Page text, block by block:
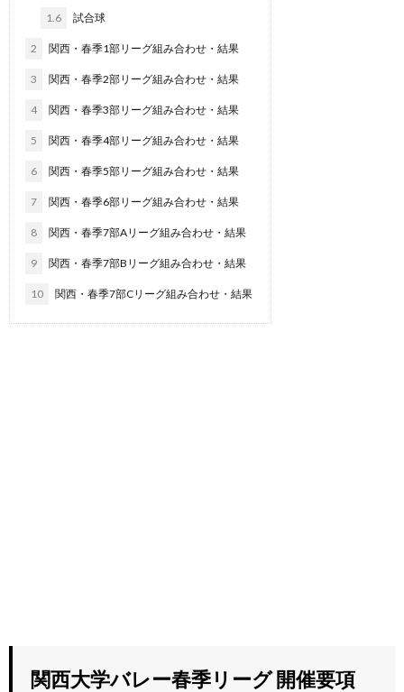
1.6 試合球
2 関西・春季1部リーグ組み合わせ・結果
3 関西・春季2部リーグ組み合わせ・結果
4 関西・春季3部リーグ組み合わせ・結果
5 関西・春季4部リーグ組み合わせ・結果
6 関西・春季5部リーグ組み合わせ・結果
7 関西・春季6部リーグ組み合わせ・結果
8 関西・春季7部Aリーグ組み合わせ・結果
9 関西・春季7部Bリーグ組み合わせ・結果
10 関西・春季7部Cリーグ組み合わせ・結果
関西大学バレー春季リーグ 開催要項